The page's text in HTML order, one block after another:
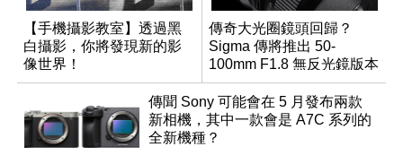
【手機攝影教室】透過黑
白攝影，你將發現新的影
像世界！
傳奇大光圈鏡頭回歸？
Sigma 傳將推出 50-
100mm F1.8 無反光鏡版本
傳聞 Sony 可能會在 5 月發布兩款
新相機，其中一款會是 A7C 系列的
全新機種？